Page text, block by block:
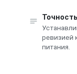
ревизией
питания.